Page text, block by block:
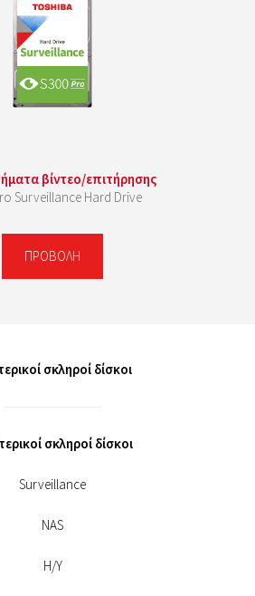
βίντεο/επιτήρησης
Surveillance Hard Drive
ΠΡΟΒΟΛΉ
σκληροί δίσκοι
σκληροί δίσκοι
Surveillance
NAS
Η/Υ